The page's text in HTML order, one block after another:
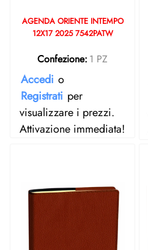
AGENDA ORIENTE INTEMPO
12X17 2025 7542PATW
Confezione: 1 PZ
Accedi o
Registrati per
visualizzare i prezzi.
Attivazione immediata!